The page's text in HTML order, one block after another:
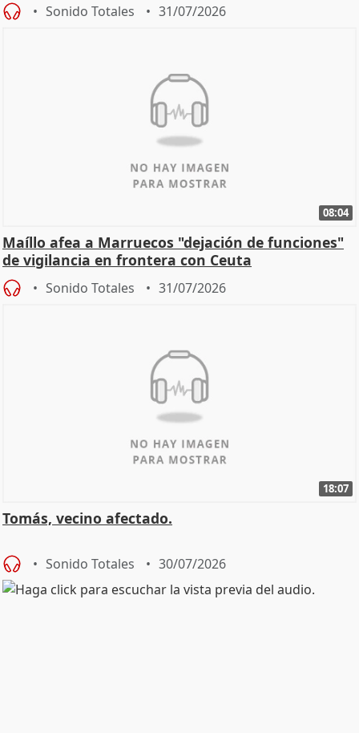
Sonido Totales 31/07/2026
08:04
Maíllo afea a Marruecos "dejación de funciones"
de vigilancia en frontera con Ceuta
Sonido Totales 31/07/2026
18:07
Tomás, vecino afectado.
Sonido Totales 30/07/2026